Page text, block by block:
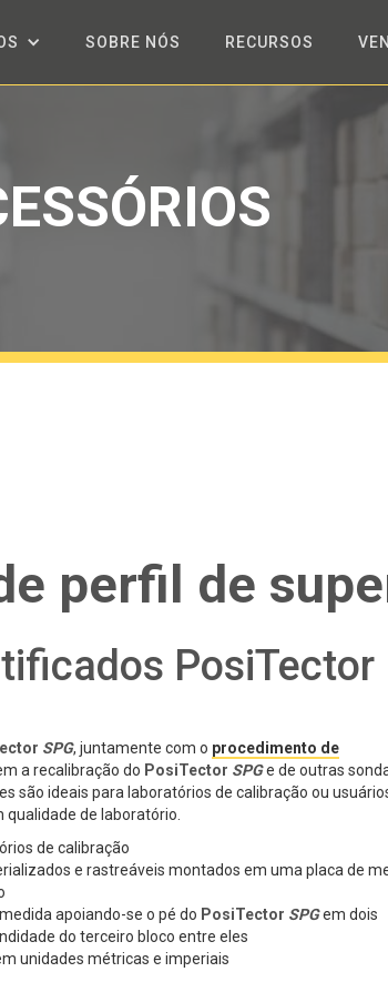
SOBRE NÓS RECURSOS
perfil de
PosiTector
SPG, juntamente com o procedimento de
a recalibração do PosiTector SPGe de outras
são ideais para laboratórios de calibração ou
de laboratório.
de calibração
e rastreáveis montados em uma placa de
apoiando-se o pé do PosiTector SPGem dois
do terceiro bloco entre eles
unidades métricas e imperiais